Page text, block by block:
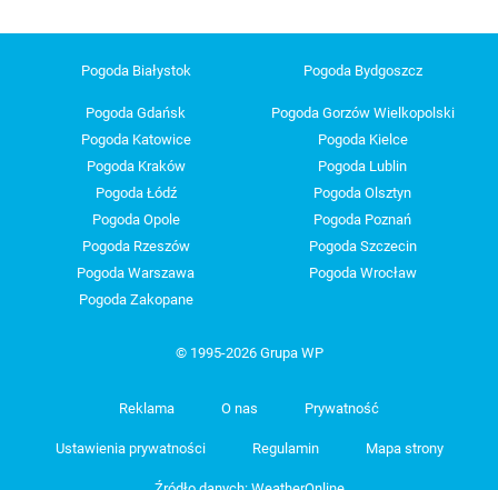
Pogoda Białystok Pogoda Bydgoszcz
Pogoda Gdańsk
Pogoda Gorzów Wielkopolski
Pogoda Katowice
Pogoda Kielce
Pogoda Kraków
Pogoda Lublin
Pogoda Łódź
Pogoda Olsztyn
Pogoda Opole
Pogoda Poznań
Pogoda Rzeszów
Pogoda Szczecin
Pogoda Warszawa
Pogoda Wrocław
Pogoda Zakopane
© 1995-2026 Grupa WP
Reklama O nas Prywatność
Ustawienia prywatności Regulamin Mapa strony